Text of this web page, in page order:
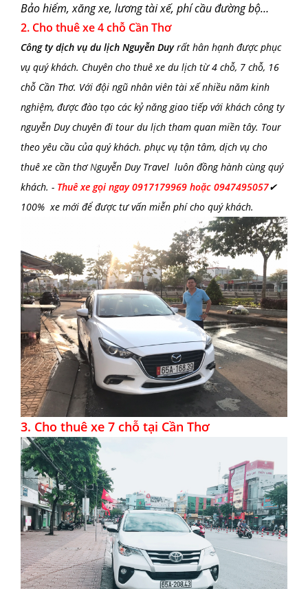
Bảo hiểm, xăng xe, lương tài xế, phí cầu đường bộ…
2. Cho thuê xe 4 chỗ Cần Thơ
Công ty dịch vụ du lịch Nguyễn Duyrất hân hạnh được phục
vụ quý khách. Chuyên cho thuê xe du lịch từ 4 chỗ, 7 chỗ, 16
chỗ Cần Thơ. Với đội ngũ nhân viên tài xế nhiều năm kinh
nghiệm, được đào tạo các kỷ năng giao tiếp với khách công ty
nguyễn Duy chuyên đi tour du lịch tham quan miền tây. Tour
theo yêu cầu của quý khách. phục vụ tận tâm, dịch vụ cho
thuê xe cần thơ Nguyễn Duy Travel luôn đồng hành cùng quý
khách. - Thuê xe gọi ngay0917179969 hoặc 0947495057✔
100% xe mới để được tư vấn miễn phí cho quý khách.
3. Cho thuê xe 7 chỗ tại Cần Thơ